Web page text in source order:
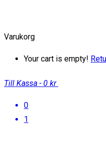
Varukorg
Your cart is empty!
Till Kassa - 0 kr
0
1